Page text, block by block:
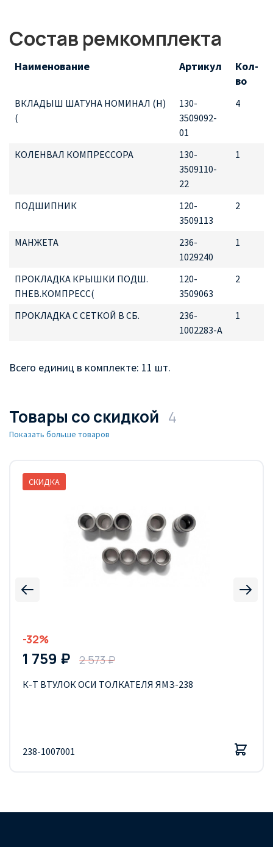
Состав ремкомплекта
Наименование Артикул
Кол-
во
ВКЛАДЫШ ШАТУНА НОМИНАЛ (Н)
(
130-
3509092-
01
4
КОЛЕНВАЛ КОМПРЕССОРА
130-
3509110-
22
1
ПОДШИПНИК
120-
3509113
2
МАНЖЕТА
236-
1029240
1
ПРОКЛАДКА КРЫШКИ ПОДШ.
ПНЕВ.КОМПРЕСС(
120-
3509063
2
ПРОКЛАДКА С СЕТКОЙ В СБ.
236-
1002283-А
1
Всего единиц в комплекте: 11 шт.
Товары со скидкой 4
Показать больше товаров
СКИДКА
-32%
1 759 ₽ 2 573 ₽
К-Т ВТУЛОК ОСИ ТОЛКАТЕЛЯ ЯМЗ-238
238-1007001